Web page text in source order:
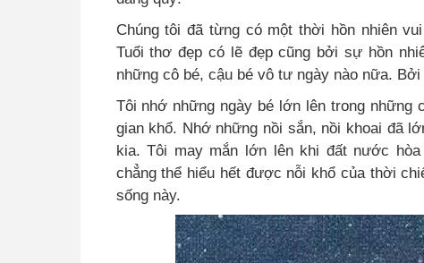
Chúng tôi đã từng có một thời hồn nhiên
Tuổi thơ đẹp có lẽ đẹp cũng bởi sự hồn
những cô bé, cậu bé vô tư ngày nào nữa.
Tôi nhớ những ngày bé lớn lên trong những
gian khổ. Nhớ những nồi sắn, nồi khoai đã
kia. Tôi may mắn lớn lên khi đất nước
chẳng thể hiểu hết được nỗi khổ của thời
sống này.